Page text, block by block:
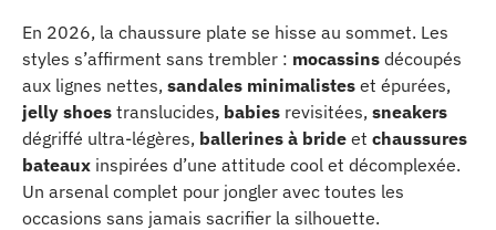
En 2026, la chaussure plate se hisse au sommet. Les
styles s’affirment sans trembler : mocassins découpés
aux lignes nettes, sandales minimalistes et épurées,
jelly shoes translucides, babies revisitées, sneakers
dégriffé ultra-légères, ballerines à bride et chaussures
bateaux inspirées d’une attitude cool et décomplexée.
Un arsenal complet pour jongler avec toutes les
occasions sans jamais sacrifier la silhouette.